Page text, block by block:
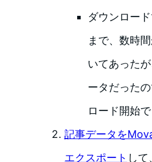
ダウンロー
まで、数時
いてあった
ータだった
ロード開始で
記事データを
エクスポート し